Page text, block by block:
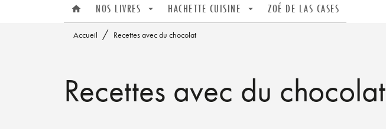
home NOS LIVRES arrow_drop_down HACHETTE CUISINE arrow_drop_down ZOÉ DE LAS CASES
Accueil / Recettes avec du chocolat
Recettes avec du chocolat